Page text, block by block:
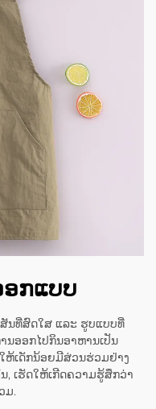
ອກແບບ
ນທີ່ສົດໃສ ແລະ ຮູບແບບທີ່
ນອອກໄປກິນອາຫານເປັນ
ຫ້ເດັກນ້ອຍມີສ່ວນຮ່ວມຢ່າງ
, ເຮັດໃຫ້ເກີດຄວາມຮູ້ສຶກວ່າ
ມ.